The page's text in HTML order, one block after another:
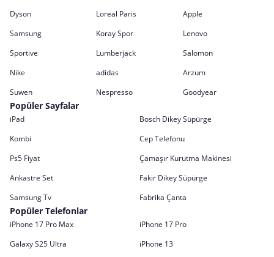
Dyson
Loreal Paris
Apple
Samsung
Koray Spor
Lenovo
Sportive
Lumberjack
Salomon
Nike
adidas
Arzum
Suwen
Nespresso Goodyear
Popüler Sayfalar
iPad
Bosch Dikey Süpürge
Kombi
Cep Telefonu
Ps5 Fiyat
Çamaşır Kurutma Makinesi
Ankastre Set
Fakir Dikey Süpürge
Samsung Tv
Fabrika Çanta
Popüler Telefonlar
iPhone 17 Pro Max
iPhone 17 Pro
Galaxy S25 Ultra
iPhone 13